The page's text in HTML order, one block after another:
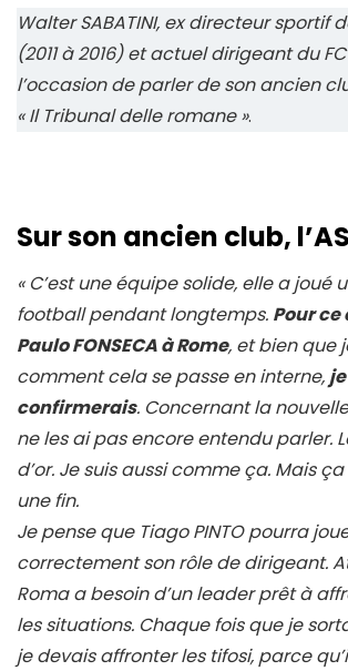
Walter SABATINI, ex directeur sportif
(2011 à 2016) et actuel dirigeant du
l’occasion de parler de son ancien
« Il Tribunal delle romane ».
Sur son ancien club,
« C’est une équipe solide, elle a joué
football pendant longtemps. Pour ce
Paulo FONSECA à Rome, et bien que
comment cela se passe en interne,
confirmerais. Concernant la
ne les ai pas encore entendu parler.
d’or. Je suis aussi comme ça. Mais
une fin.
Je pense que Tiago PINTO pourra
correctement son rôle de dirigeant.
Roma a besoin d’un leader prêt à
les situations. Chaque fois que je
je devais affronter les tifosi, parce